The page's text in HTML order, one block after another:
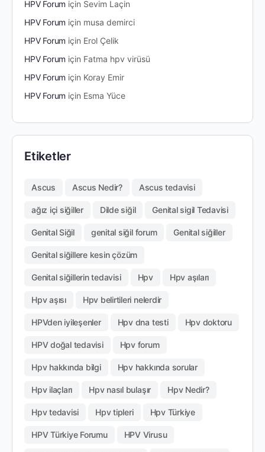
HPV Forum için Sevim Laçin
HPV Forum için musa demirci
HPV Forum için Erol Çelik
HPV Forum için Fatma hpv virüsü
HPV Forum için Koray Emir
HPV Forum için Esma Yüce
Etiketler
Ascus Ascus Nedir? Ascus tedavisi
ağız içi siğiller Dilde siğil Genital sigil Tedavisi
Genital Siğil genital siğil forum Genital siğiller
Genital siğillere kesin çözüm
Genital siğillerin tedavisi Hpv Hpv aşıları
Hpv aşısı Hpv belirtileri nelerdir
HPVden iyileşenler Hpv dna testi Hpv doktoru
HPV doğal tedavisi Hpv forum
Hpv hakkında bilgi Hpv hakkında sorular
Hpv ilaçları Hpv nasıl bulaşır Hpv Nedir?
Hpv tedavisi Hpv tipleri Hpv Türkiye
HPV Türkiye Forumu HPV Virusu